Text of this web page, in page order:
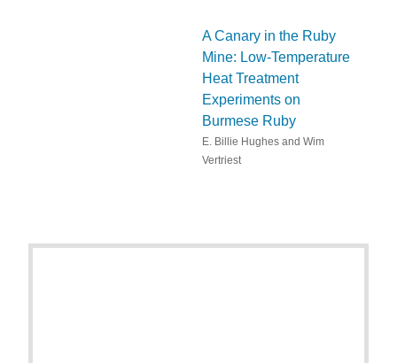
A Canary in the Ruby
Mine: Low-Temperature
Heat Treatment
Experiments on
Burmese Ruby
E. Billie Hughes and Wim
Vertriest